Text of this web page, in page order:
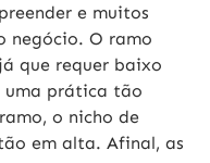
e muitos
negócio. O ramo
que requer baixo
uma prática tão
o nicho de
em alta. Afinal, as